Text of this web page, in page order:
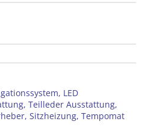
LED
Teilleder Ausstattung,
Sitzheizung, Tempomat